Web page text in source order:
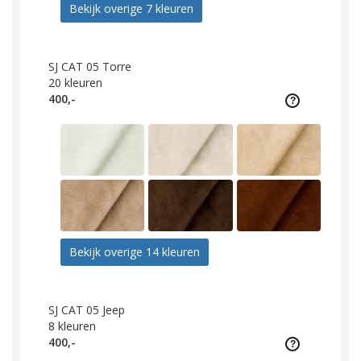
Bekijk overige 7 kleuren
SJ CAT 05 Torre
20 kleuren
400,-
Bekijk overige 14 kleuren
SJ CAT 05 Jeep
8 kleuren
400,-